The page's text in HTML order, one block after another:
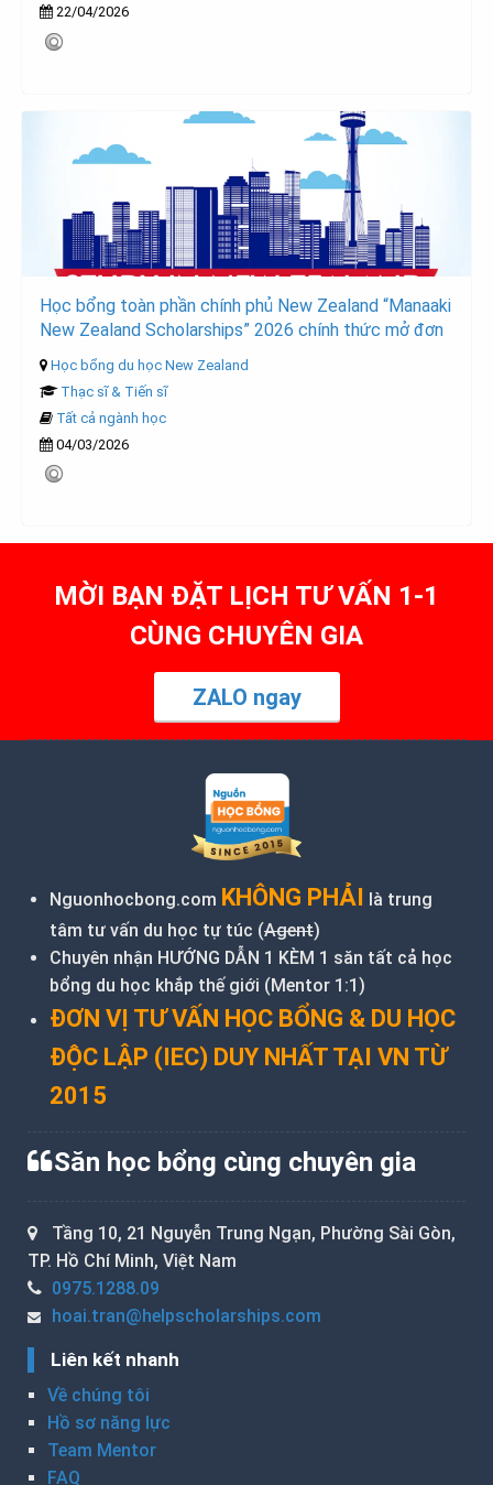
22/04/2026
Học bổng toàn phần chính phủ New Zealand “Manaaki
New Zealand Scholarships” 2026 chính thức mở đơn
Học bổng du học New Zealand
Thạc sĩ & Tiến sĩ
Tất cả ngành học
04/03/2026
MỜI BẠN ĐẶT LỊCH TƯ VẤN 1-1
CÙNG CHUYÊN GIA
ZALO ngay
Nguonhocbong.com KHÔNG PHẢI là trung
tâm tư vấn du học tự túc (Agent)
Chuyên nhận HƯỚNG DẪN 1 KÈM 1 săn tất cả học
bổng du học khắp thế giới (Mentor 1:1)
ĐƠN VỊ TƯ VẤN HỌC BỔNG & DU HỌC
ĐỘC LẬP (IEC) DUY NHẤT TẠI VN TỪ
2015
Săn học bổng cùng chuyên gia
Tầng 10, 21 Nguyễn Trung Ngạn, Phường Sài Gòn,
TP. Hồ Chí Minh, Việt Nam
0975.1288.09
hoai.tran@helpscholarships.com
Liên kết nhanh
Về chúng tôi
Hồ sơ năng lực
Team Mentor
FAQ